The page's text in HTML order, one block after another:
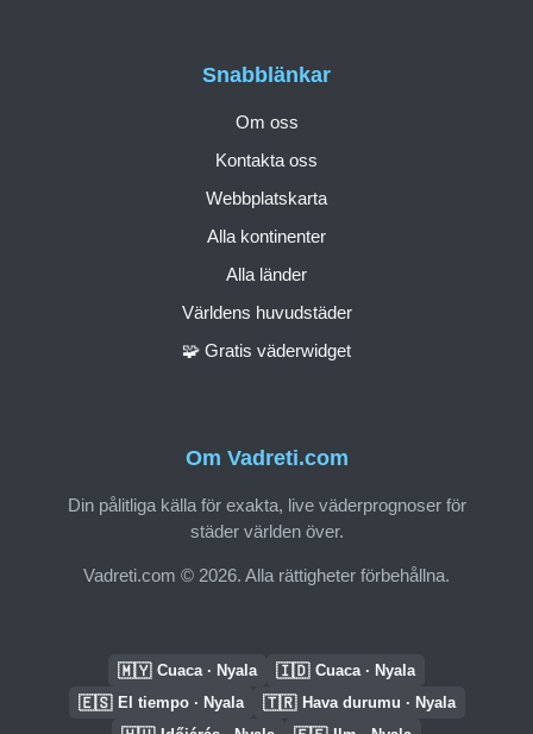
Om Vadreti.com
Din pålitliga källa för exakta, live väderprognoser för
städer världen över.
Vadreti.com © 2026. Alla rättigheter förbehållna.
Snabblänkar
Om oss
Kontakta oss
Webbplatskarta
Alla kontinenter
Alla länder
Världens huvudstäder
🧩 Gratis väderwidget
🇲🇾 Cuaca · Nyala 🇮🇩 Cuaca · Nyala
🇪🇸 El tiempo · Nyala 🇹🇷 Hava durumu · Nyala